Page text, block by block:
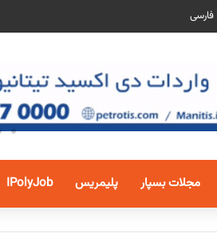
فارسی
مجلات بسپار پلیمریس IPolyJob